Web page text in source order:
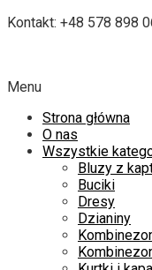
Kontakt: +48 578 898
Menu
Strona główna
O nas
Wszystkie
Bluzy z
Buciki
Dresy
Dzianiny